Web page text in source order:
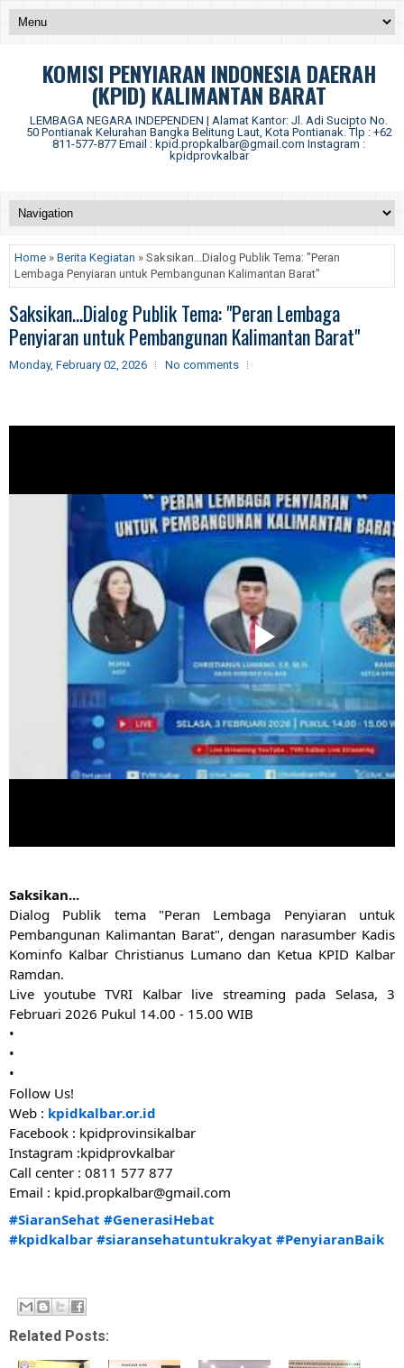
KOMISI PENYIARAN INDONESIA DAERAH
(KPID) KALIMANTAN BARAT
LEMBAGA NEGARA INDEPENDEN | Alamat Kantor: Jl. Adi Sucipto No.
50 Pontianak Kelurahan Bangka Belitung Laut, Kota Pontianak. Tlp : +62
811-577-877 Email : kpid.propkalbar@gmail.com Instagram :
kpidprovkalbar
Home » Berita Kegiatan » Saksikan...Dialog Publik Tema: "Peran
Lembaga Penyiaran untuk Pembangunan Kalimantan Barat"
Saksikan...Dialog Publik Tema: "Peran Lembaga
Penyiaran untuk Pembangunan Kalimantan Barat"
Monday, February 02, 2026 No comments
Saksikan...
Dialog Publik tema "Peran Lembaga Penyiaran untuk
Pembangunan Kalimantan Barat", dengan narasumber Kadis
Kominfo Kalbar Christianus Lumano dan Ketua KPID Kalbar
Ramdan.
Live youtube TVRI Kalbar live streaming pada Selasa, 3
Februari 2026 Pukul 14.00 - 15.00 WIB
•
•
•
Follow Us!
Web : kpidkalbar.or.id
Facebook : kpidprovinsikalbar
Instagram :kpidprovkalbar
Call center : 0811 577 877
Email : kpid.propkalbar@gmail.com
#SiaranSehat #GenerasiHebat
#kpidkalbar #siaransehatuntukrakyat #PenyiaranBaik
Related Posts: